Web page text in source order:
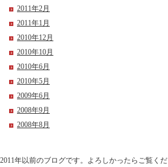
2011年2月
2011年1月
2010年12月
2010年10月
2010年6月
2010年5月
2009年6月
2008年9月
2008年8月
2011年以前のブログです。よろしかったらご覧くだ